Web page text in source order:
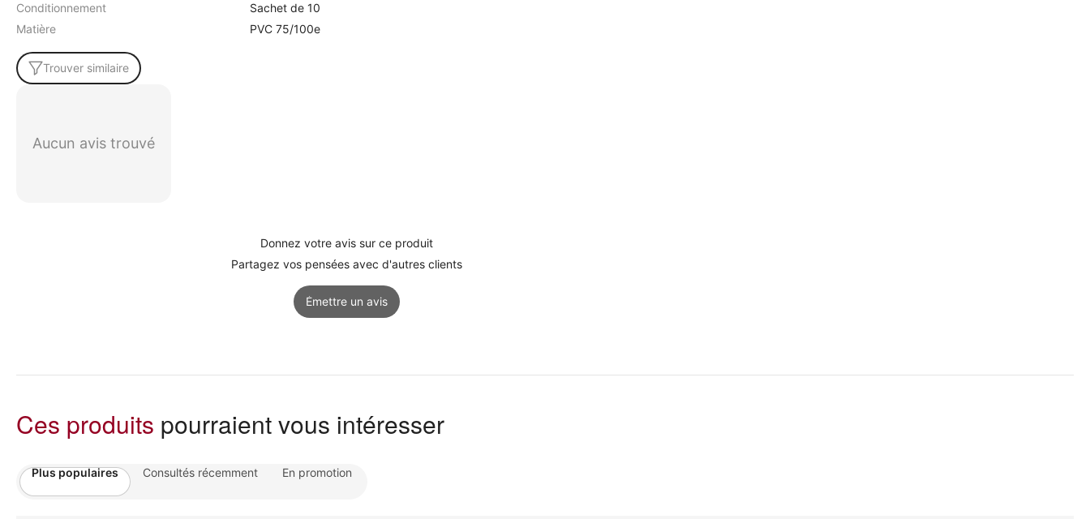
Conditionnement
Sachet de 10
Matière
PVC 75/100e
Trouver similaire
Aucun avis trouvé
Donnez votre avis sur ce produit
Partagez vos pensées avec d'autres clients
Émettre un avis
Ces produits pourraient vous intéresser
Plus populaires Consultés récemment En promotion